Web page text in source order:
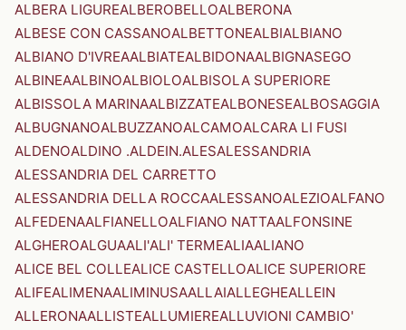
ALBERA LIGUREALBEROBELLOALBERONA
ALBESE CON CASSANOALBETTONEALBIALBIANO
ALBIANO D'IVREAALBIATEALBIDONAALBIGNASEGO
ALBINEAALBINOALBIOLOALBISOLA SUPERIORE
ALBISSOLA MARINAALBIZZATEALBONESEALBOSAGGIA
ALBUGNANOALBUZZANOALCAMOALCARA LI FUSI
ALDENOALDINO .ALDEIN.ALESALESSANDRIA
ALESSANDRIA DEL CARRETTO
ALESSANDRIA DELLA ROCCAALESSANOALEZIOALFANO
ALFEDENAALFIANELLOALFIANO NATTAALFONSINE
ALGHEROALGUAALI'ALI' TERMEALIAALIANO
ALICE BEL COLLEALICE CASTELLOALICE SUPERIORE
ALIFEALIMENAALIMINUSAALLAIALLEGHEALLEIN
ALLERONAALLISTEALLUMIEREALLUVIONI CAMBIO'